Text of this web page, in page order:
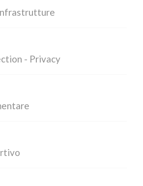
- Privacy